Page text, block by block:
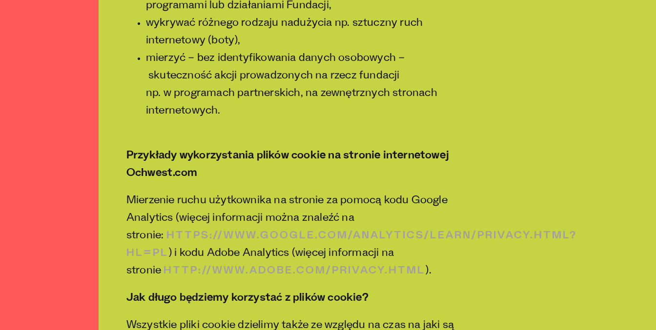
programami lub działaniami Fundacji,
wykrywać różnego rodzaju nadużycia np. sztuczny ruch
internetowy (boty),
mierzyć – bez identyfikowania danych osobowych –
skuteczność akcji prowadzonych na rzecz fundacji
np. w programach partnerskich, na zewnętrznych stronach
internetowych.
Przykłady wykorzystania plików cookie na stronie internetowej
Ochwest.com
Mierzenie ruchu użytkownika na stronie za pomocą kodu Google
Analytics (więcej informacji można znaleźć na
stronie: HTTPS://WWW.GOOGLE.COM/ANALYTICS/LEARN/PRIVACY.HTML?
HL=PL ) i kodu Adobe Analytics (więcej informacji na
stronie HTTP://WWW.ADOBE.COM/PRIVACY.HTML ).
Jak długo będziemy korzystać z plików cookie?
Wszystkie pliki cookie dzielimy także ze względu na czas na jaki są